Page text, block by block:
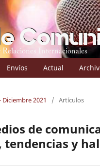
Envíos Actual
2021 / Artículos
de
y